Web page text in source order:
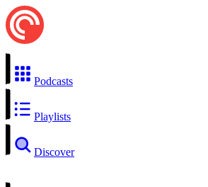
Podcasts
Playlists
Discover